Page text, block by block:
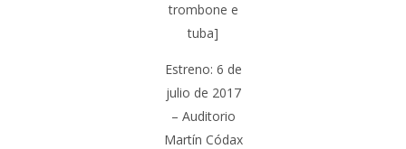
trombone e
tuba]
Estreno: 6 de
julio de 2017
– Auditorio
Martín Códax